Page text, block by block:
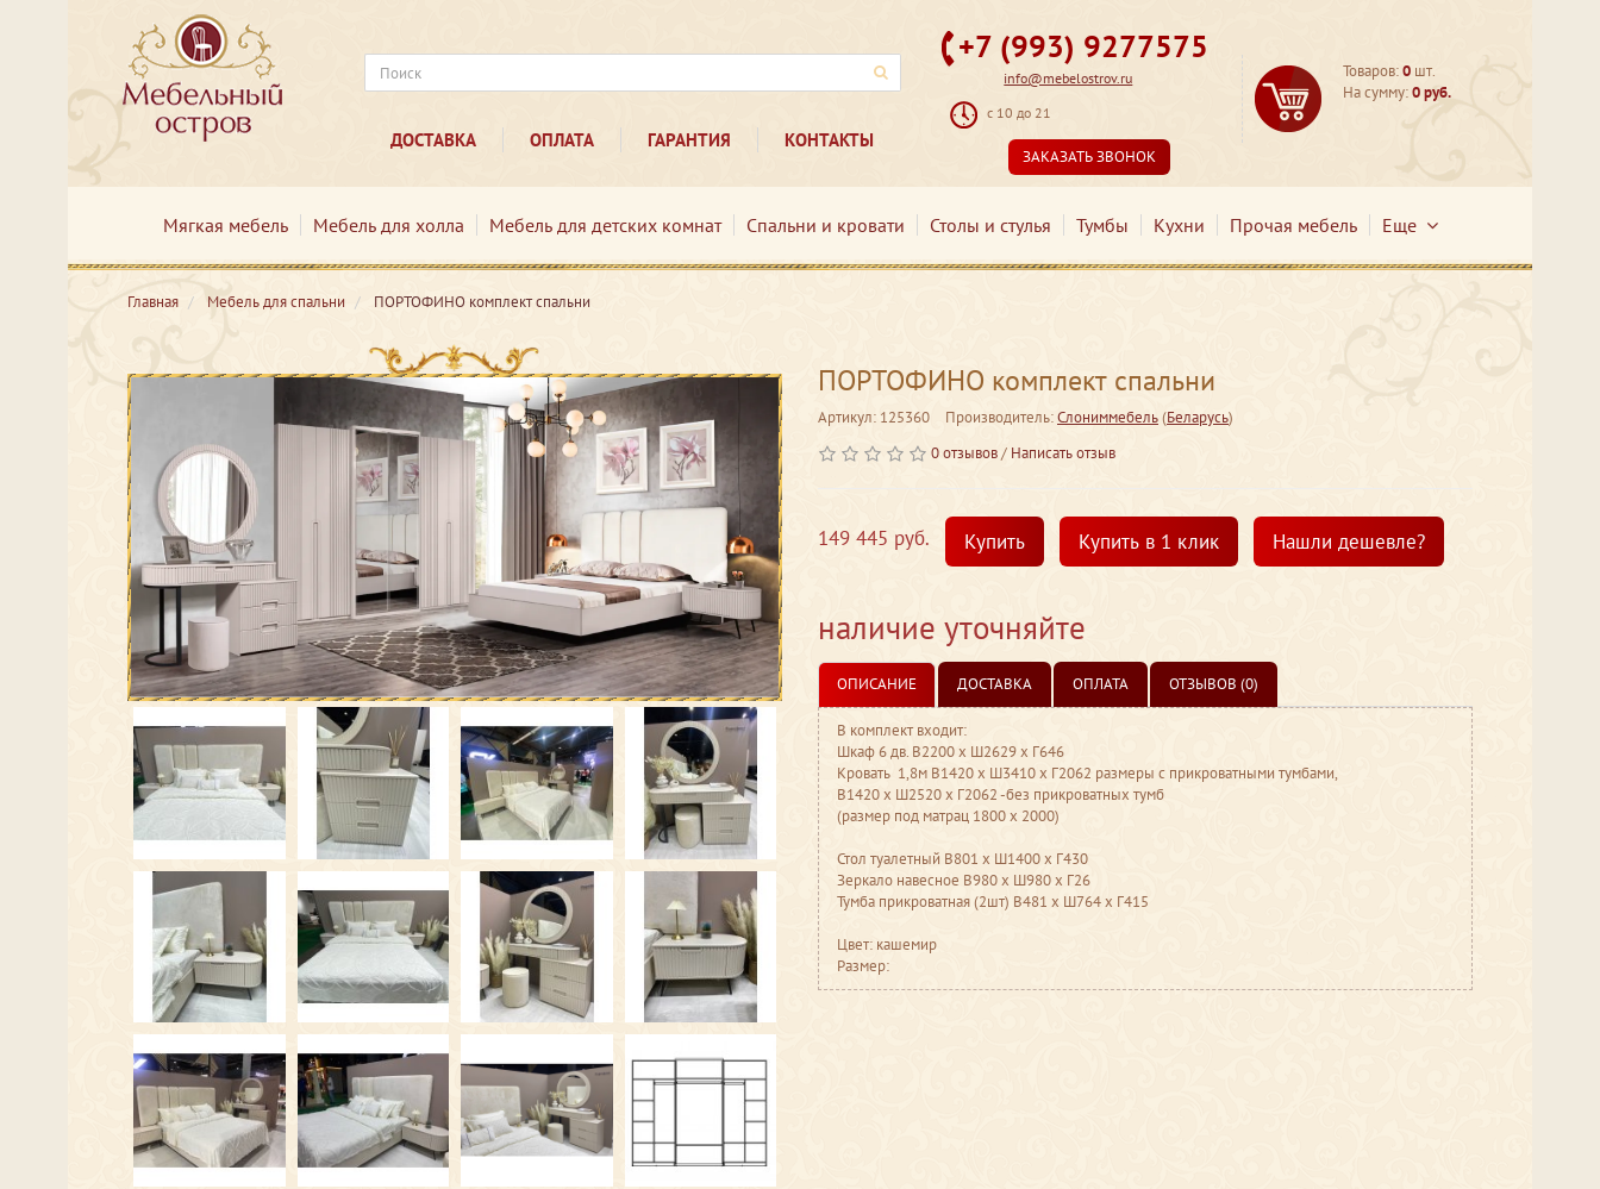
ДОСТАВКА ОПЛАТА ГАРАНТИЯ КОНТАКТЫ
+7 (993) 9277575
info@mebelostrov.ru
с 10 до 21
ЗАКАЗАТЬ ЗВОНОК
Товаров:0 шт.
На сумму:0 руб.
Мягкая мебель Мебель для холла Мебель для детских комнат Спальни и кровати Столы и стулья Тумбы Кухни Прочая мебель Еще
Главная Мебель для спальни ПОРТОФИНО комплект спальни
ПОРТОФИНО комплект спальни
Артикул: 125360 Производитель:Слониммебель(Беларусь)
0 отзывов/ Написать отзыв
149 445 руб. Купить Купить в 1 клик Нашли дешевле?
наличие уточняйте
ОПИСАНИЕ ДОСТАВКА ОПЛАТА ОТЗЫВОВ (0)
В комплект входит:
Шкаф 6 дв. ​​В2200 ​х Ш2629 ​х Г646
Кровать ​ ​1,8м В1420 ​х Ш3410 ​х Г2062 размеры с прикроватными тумбами,
В1420 ​х Ш2520 ​х Г2062 -без прикроватных тумб
(размер под матрац 1800 х 2000)
Стол туалетный ​В801 х Ш1400 х Г430
Зеркало навесное ​В980 ​х Ш980 х Г26
Тумба прикроватная (2шт) ​В481 ​х Ш764 ​х Г415
Цвет: кашемир
Размер: